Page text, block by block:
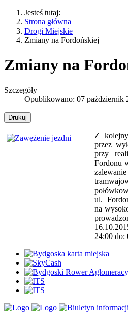
Jesteś tutaj:
Strona główna
Drogi Miejskie
Zmiany na Fordońskiej
Zmiany na
Szczegóły
Opublikowano: 07 październik
Drukuj
Z
przez
przy
Fordonu
ul.
na
24:00 do: